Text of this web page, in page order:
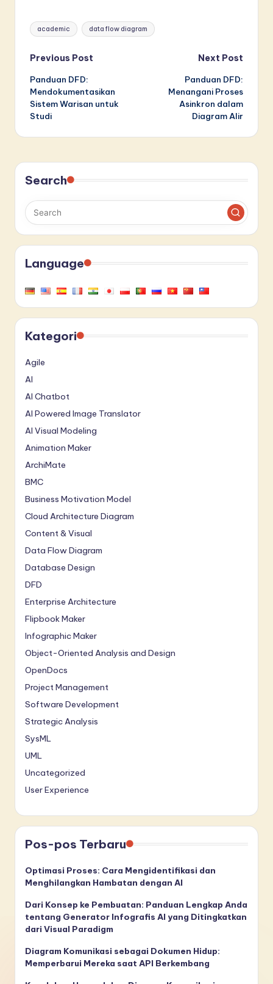
Tags:
academic data flow diagram
Post
navigation
Previous Post
Panduan DFD:
Mendokumentasikan
Sistem Warisan untuk
Studi
Next Post
Panduan DFD:
Menangani Proses
Asinkron dalam
Diagram Alir
Search
Language
Kategori
Agile
AI
AI Chatbot
AI Powered Image Translator
AI Visual Modeling
Animation Maker
ArchiMate
BMC
Business Motivation Model
Cloud Architecture Diagram
Content & Visual
Data Flow Diagram
Database Design
DFD
Enterprise Architecture
Flipbook Maker
Infographic Maker
Object-Oriented Analysis and Design
OpenDocs
Project Management
Software Development
Strategic Analysis
SysML
UML
Uncategorized
User Experience
Pos-pos Terbaru
Optimasi Proses: Cara Mengidentifikasi dan
Menghilangkan Hambatan dengan AI
Dari Konsep ke Pembuatan: Panduan Lengkap Anda
tentang Generator Infografis AI yang Ditingkatkan
dari Visual Paradigm
Diagram Komunikasi sebagai Dokumen Hidup:
Memperbarui Mereka saat API Berkembang